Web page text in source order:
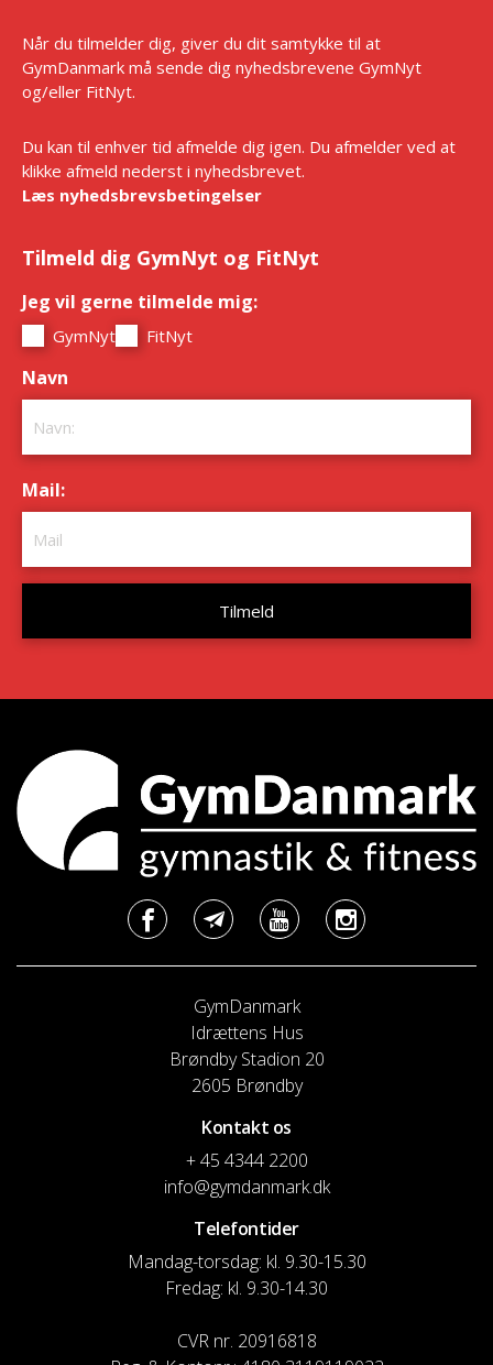
Når du tilmelder dig, giver du dit samtykke til at
GymDanmark må sende dig nyhedsbrevene GymNyt
og/eller FitNyt.
Du kan til enhver tid afmelde dig igen. Du afmelder ved at
klikke afmeld nederst i nyhedsbrevet.
Læs nyhedsbrevsbetingelser
Tilmeld dig GymNyt og FitNyt
Jeg vil gerne tilmelde mig:
GymNyt FitNyt
Navn
Mail:
GymDanmark
Idrættens Hus
Brøndby Stadion 20
2605 Brøndby
Kontakt os
+ 45 4344 2200
info@gymdanmark.dk
Telefontider
Mandag-torsdag: kl. 9.30-15.30
Fredag: kl. 9.30-14.30
CVR nr. 20916818